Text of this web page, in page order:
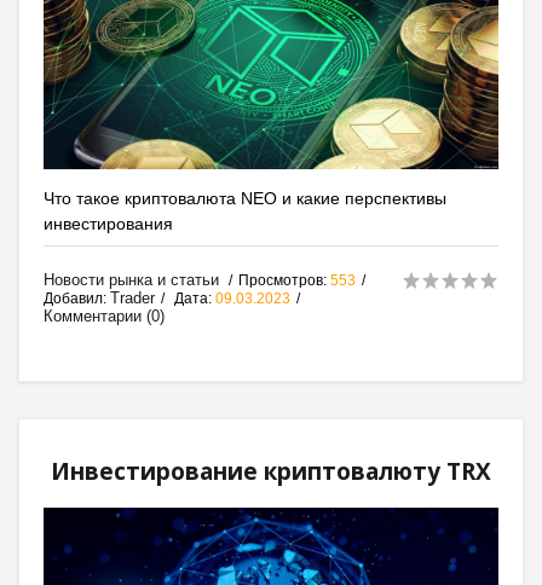
Что такое криптовалюта NEO и какие перспективы
инвестирования
Новости рынка и статьи Просмотров: 553
Добавил: Trader Дата: 09.03.2023
Комментарии (0)
Инвестирование криптовалюту TRX